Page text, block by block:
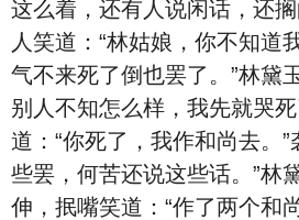
这么着，还有人说闲话，还
人笑道：“林姑娘，你不知道
气不来死了倒也罢了。”林黛
别人不知怎么样，我先就哭
道：“你死了，我作和尚去。”
些罢，何苦还说这些话。”林
伸，抿嘴笑道：“作了两个和